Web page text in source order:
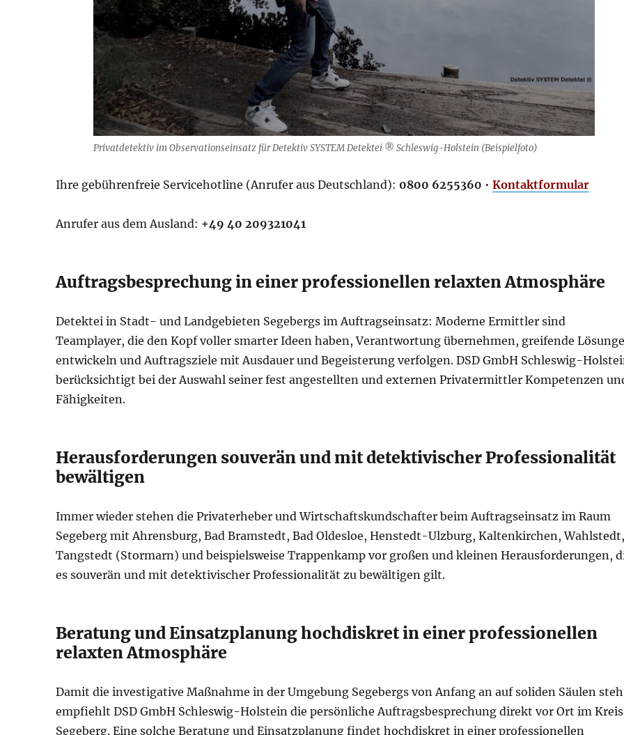
Privatdetektiv im Observationseinsatz für Detektiv SYSTEM Detektei ® Schleswig-Holstein (Beispielfoto)
Ihre gebührenfreie Servicehotline (Anrufer aus Deutschland): 0800 6255360 •Kontaktformular
Anrufer aus dem Ausland: +49 40 209321041
Auftragsbesprechung in einer professionellen relaxten Atmosphäre
Detektei in Stadt- und Landgebieten Segebergs im Auftragseinsatz: Moderne Ermittler sind
Teamplayer, die den Kopf voller smarter Ideen haben, Verantwortung übernehmen, greifende
entwickeln und Auftragsziele mit Ausdauer und Begeisterung verfolgen. DSD GmbH Schleswig-
berücksichtigt bei der Auswahl seiner fest angestellten und externen Privatermittler Kompetenzen
Fähigkeiten.
Herausforderungen souverän und mit detektivischer Professionalität
bewältigen
Immer wieder stehen die Privaterheber und Wirtschaftskundschafter beim Auftragseinsatz im Raum
Segeberg mit Ahrensburg, Bad Bramstedt, Bad Oldesloe, Henstedt-Ulzburg, Kaltenkirchen,
Tangstedt (Stormarn) und beispielsweise Trappenkamp vor großen und kleinen Herausforderungen,
es souverän und mit detektivischer Professionalität zu bewältigen gilt.
Beratung und Einsatzplanung hochdiskret in einer professionellen
relaxten Atmosphäre
Damit die investigative Maßnahme in der Umgebung Segebergs von Anfang an auf soliden Säulen
empfiehlt DSD GmbH Schleswig-Holstein die persönliche Auftragsbesprechung direkt vor Ort im Kreis
Segeberg. Eine solche Beratung und Einsatzplanung findet hochdiskret in einer professionellen